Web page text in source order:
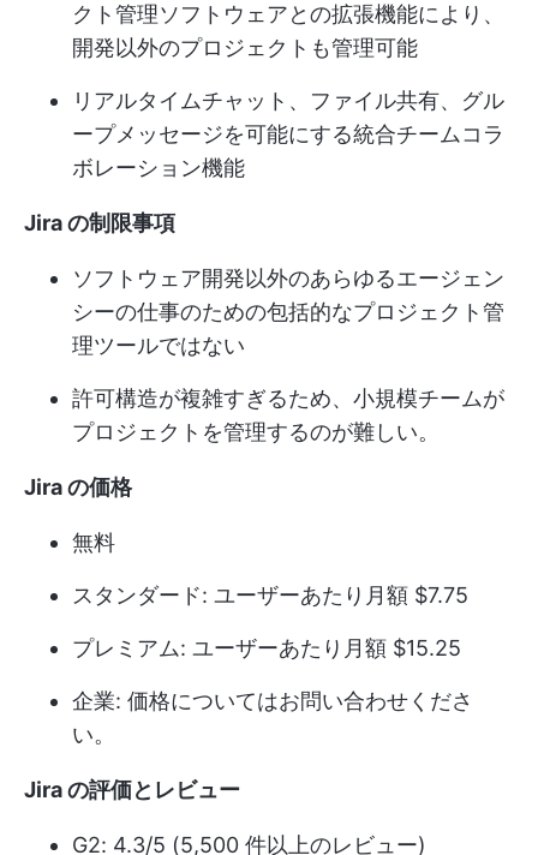
クト管理ソフトウェアとの拡張機能により、
開発以外のプロジェクトも管理可能
リアルタイムチャット、ファイル共有、グル
ープメッセージを可能にする統合チームコラ
ボレーション機能
Jira の制限事項
ソフトウェア開発以外のあらゆるエージェン
シーの仕事のための包括的なプロジェクト管
理ツールではない
許可構造が複雑すぎるため、小規模チームが
プロジェクトを管理するのが難しい。
Jira の価格
無料
スタンダード: ユーザーあたり月額 $7.75
プレミアム: ユーザーあたり月額 $15.25
企業: 価格についてはお問い合わせくださ
い。
Jira の評価とレビュー
G2: 4.3/5 (5,500 件以上のレビュー)